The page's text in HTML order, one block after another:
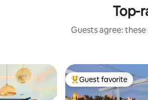
Top-
Guests agree:
Top guest favorite
Guest favorite